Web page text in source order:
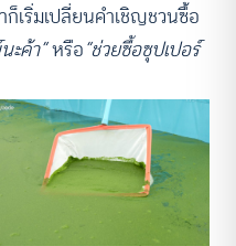
เริ่มเปลี่ยนคำเชิญชวนซื้อ
ะค้า”หรือ“ช่วยซื้อซุปเปอร์